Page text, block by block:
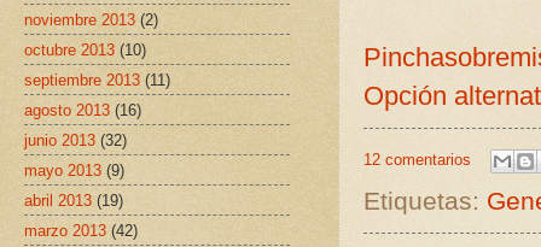
Opción
12 comentarios
Etiquetas:
noviembre 2013 (2)
octubre 2013 (10)
septiembre 2013 (11)
agosto 2013 (16)
junio 2013 (32)
mayo 2013 (9)
abril 2013 (19)
marzo 2013 (42)